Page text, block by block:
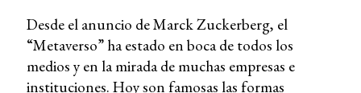
Desde el anuncio de Marck Zuckerberg, el
“Metaverso” ha estado en boca de todos los
medios y en la mirada de muchas empresas e
instituciones. Hoy son famosas las formas